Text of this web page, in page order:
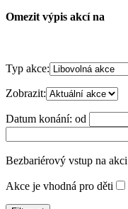
Omezit výpis akcí na
Typ akce:
Zobrazit:
Datum konání: od
Bezbariérový vstup na akci
Akce je vhodná pro děti